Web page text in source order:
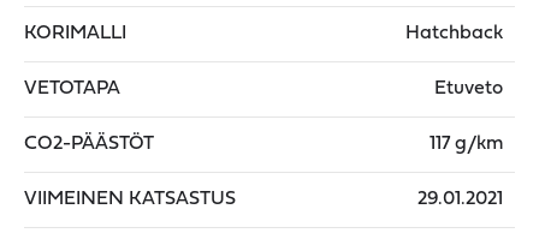
KORIMALLI Hatchback
VETOTAPA Etuveto
CO2-PÄÄSTÖT 117 g/km
VIIMEINEN KATSASTUS 29.01.2021